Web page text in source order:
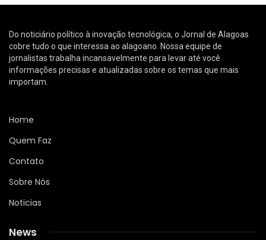
Do noticiário político à inovação tecnológica, o Jornal de Alagoas
cobre tudo o que interessa ao alagoano. Nossa equipe de
jornalistas trabalha incansavelmente para levar até você
informações precisas e atualizadas sobre os temas que mais
importam.
Home
Quem Faz
Contato
Sobre Nós
Noticias
News